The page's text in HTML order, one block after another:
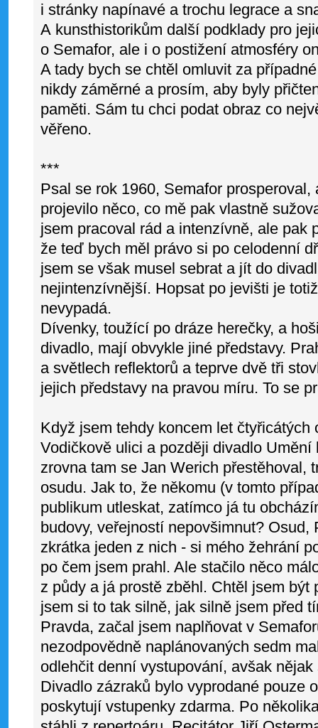
i stránky napínavé a trochu legrace a
A kunsthistorikům další podklady pro
o Semafor, ale i o postižení atmosféry
A tady bych se chtěl omluvit za
nikdy záměrné a prosím, aby byly
paměti. Sám tu chci podat obraz co
věřeno.
***
Psal se rok 1960, Semafor prosperoval,
projevilo něco, co mě pak vlastně
jsem pracoval rád a intenzívně, ale pak
že teď bych měl právo si po celodenní
jsem se však musel sebrat a jít do
nejintenzívnější. Hopsat po jevišti je
nevypadá.
Dívenky, toužící po dráze herečky, a
divadlo, mají obvykle jiné představy.
a světlech reflektorů a teprve dvě tři
jejich představy na pravou míru. To se
Když jsem tehdy koncem let
Vodičkově ulici a později divadlo Umění
zrovna tam se Jan Werich přestěhoval,
osudu. Jak to, že někomu (v tomto
publikum utleskat, zatímco já tu
budovy, veřejností nepovšimnut? Osud,
zkrátka jeden z nich - si mého žehrání
po čem jsem prahl. Ale stačilo něco
z půdy a já prostě zběhl. Chtěl jsem být
jsem si to tak silně, jak silně jsem před
Pravda, začal jsem naplňovat v
nezodpovědně naplánovaných sedm
odlehčit denní vystupování, avšak
Divadlo zázraků bylo vyprodané pouze
poskytují vstupenky zdarma. Po